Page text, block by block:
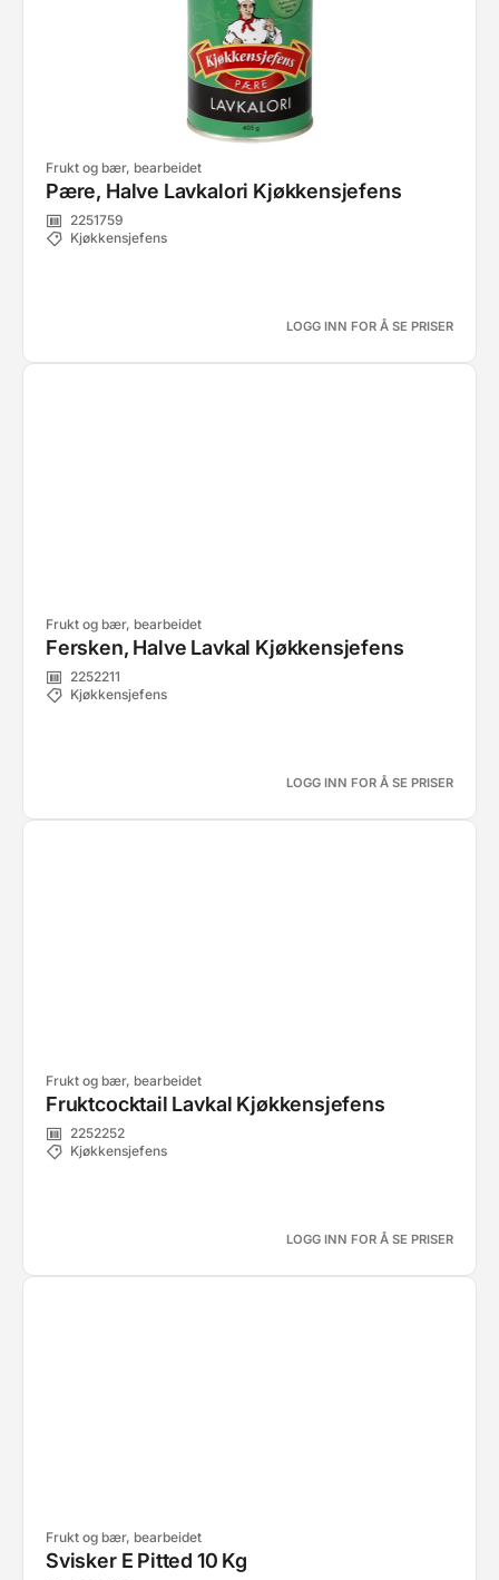
Frukt og bær, bearbeidet
Pære, Halve Lavkalori Kjøkkensjefens
2251759
Kjøkkensjefens
LOGG INN FOR Å SE PRISER
Frukt og bær, bearbeidet
Fersken, Halve Lavkal Kjøkkensjefens
2252211
Kjøkkensjefens
LOGG INN FOR Å SE PRISER
Frukt og bær, bearbeidet
Fruktcocktail Lavkal Kjøkkensjefens
2252252
Kjøkkensjefens
LOGG INN FOR Å SE PRISER
Frukt og bær, bearbeidet
Svisker E Pitted 10 Kg